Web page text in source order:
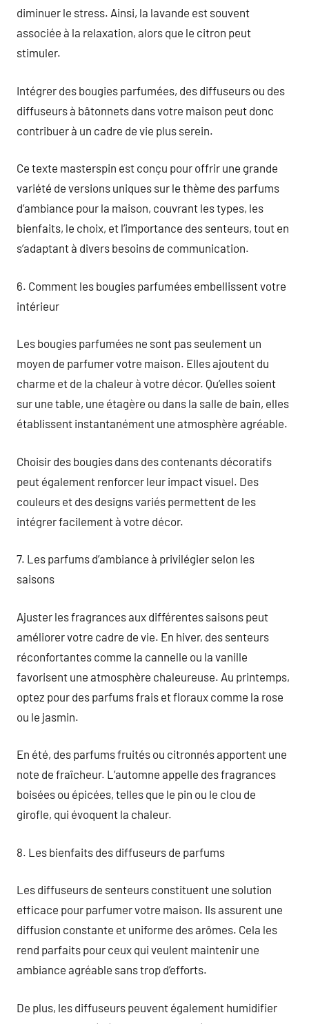
diminuer le stress. Ainsi, la lavande est souvent
associée à la relaxation, alors que le citron peut
stimuler.
Intégrer des bougies parfumées, des diffuseurs ou des
diffuseurs à bâtonnets dans votre maison peut donc
contribuer à un cadre de vie plus serein.
Ce texte masterspin est conçu pour offrir une grande
variété de versions uniques sur le thème des parfums
d’ambiance pour la maison, couvrant les types, les
bienfaits, le choix, et l’importance des senteurs, tout en
s’adaptant à divers besoins de communication.
6. Comment les bougies parfumées embellissent votre
intérieur
Les bougies parfumées ne sont pas seulement un
moyen de parfumer votre maison. Elles ajoutent du
charme et de la chaleur à votre décor. Qu’elles soient
sur une table, une étagère ou dans la salle de bain, elles
établissent instantanément une atmosphère agréable.
Choisir des bougies dans des contenants décoratifs
peut également renforcer leur impact visuel. Des
couleurs et des designs variés permettent de les
intégrer facilement à votre décor.
7. Les parfums d’ambiance à privilégier selon les
saisons
Ajuster les fragrances aux différentes saisons peut
améliorer votre cadre de vie. En hiver, des senteurs
réconfortantes comme la cannelle ou la vanille
favorisent une atmosphère chaleureuse. Au printemps,
optez pour des parfums frais et floraux comme la rose
ou le jasmin.
En été, des parfums fruités ou citronnés apportent une
note de fraîcheur. L’automne appelle des fragrances
boisées ou épicées, telles que le pin ou le clou de
girofle, qui évoquent la chaleur.
8. Les bienfaits des diffuseurs de parfums
Les diffuseurs de senteurs constituent une solution
efficace pour parfumer votre maison. Ils assurent une
diffusion constante et uniforme des arômes. Cela les
rend parfaits pour ceux qui veulent maintenir une
ambiance agréable sans trop d’efforts.
De plus, les diffuseurs peuvent également humidifier